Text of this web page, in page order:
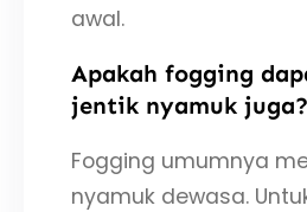
awal.
Apakah fogging
jentik nyamuk juga?
Fogging umumnya
nyamuk dewasa.